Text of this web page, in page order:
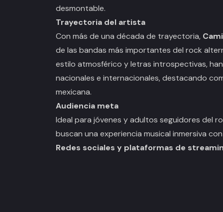
desmontable.
Trayectoria del artista
Con más de una década de trayectoria,
de las bandas más importantes del rock
estilo atmosférico y letras introspectivas,
nacionales e internacionales, destacando
mexicana.
Audiencia meta
Ideal para jóvenes y adultos seguidores del
buscan una experiencia musical inmersiva
Redes sociales y plataformas de